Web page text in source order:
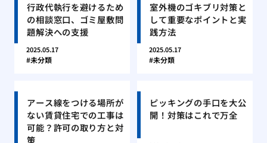
行政代執行を避けるため
の相談窓口、ゴミ屋敷問
題解決への支援
2025.05.17
未分類
室外機のゴキブリ対策と
して重要なポイントと実
践方法
2025.05.17
未分類
アース線をつける場所が
ない賃貸住宅での工事は
可能？許可の取り方と対
策
ピッキングの手口を大公
開！対策はこれで万全